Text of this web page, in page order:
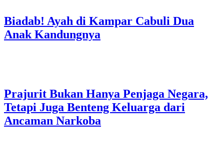
Biadab! Ayah di Kampar Cabuli Dua
Anak Kandungnya
Prajurit Bukan Hanya Penjaga Negara,
Tetapi Juga Benteng Keluarga dari
Ancaman Narkoba